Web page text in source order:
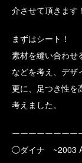
介させて頂きます！
まずはシート！
素材を縫い合わせ
などを考え、デザ
更に、足つき性を
考えました。
ーーーーーーーー
◯ダイナ ~2003